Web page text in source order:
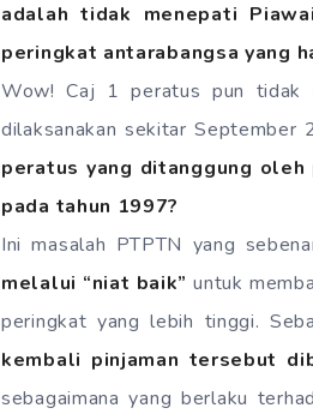
adalah tidak menepati
peringkat antarabangsa yang
Wow! Caj 1 peratus pun tidak
dilaksanakan sekitar September
peratus yang ditanggung
pada tahun 1997?
Ini masalah PTPTN yang
melalui “niat baik” untuk
peringkat yang lebih tinggi.
kembali pinjaman tersebut
sebagaimana yang berlaku